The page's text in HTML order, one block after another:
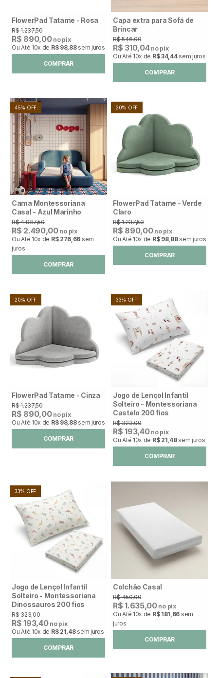
FlowerPad Tatame - Rosa
R$ 1.237,50
R$ 890,00no pix
Ou Até 10x de R$ 98,88 sem juros
COMPRAR
Capa extra para Sofá de
Brincar
R$ 546,00
R$ 310,04no pix
Ou Até 10x de R$ 34,44 sem juros
COMPRAR
45% OFF
Cama Montessoriana
Casal - Azul Marinho
R$ 4.987,50
R$ 2.490,00no pix
Ou Até 10x de R$ 276,66 sem
juros
COMPRAR
20% OFF
FlowerPad Tatame - Verde
Claro
R$ 1.237,50
R$ 890,00no pix
Ou Até 10x de R$ 98,88 sem juros
COMPRAR
20% OFF
FlowerPad Tatame - Cinza
R$ 1.237,50
R$ 890,00no pix
Ou Até 10x de R$ 98,88 sem juros
COMPRAR
33% OFF
Jogo de Lençol Infantil
Solteiro - Montessoriana
Castelo 200 fios
R$ 323,00
R$ 193,40no pix
Ou Até 10x de R$ 21,48 sem juros
COMPRAR
33% OFF
Jogo de Lençol Infantil
Solteiro - Montessoriana
Dinossauros 200 fios
R$ 323,00
R$ 193,40no pix
Ou Até 10x de R$ 21,48 sem juros
COMPRAR
Colchão Casal
R$ 450,00
R$ 1.635,00no pix
Ou Até 10x de R$ 181,66 sem
juros
COMPRAR